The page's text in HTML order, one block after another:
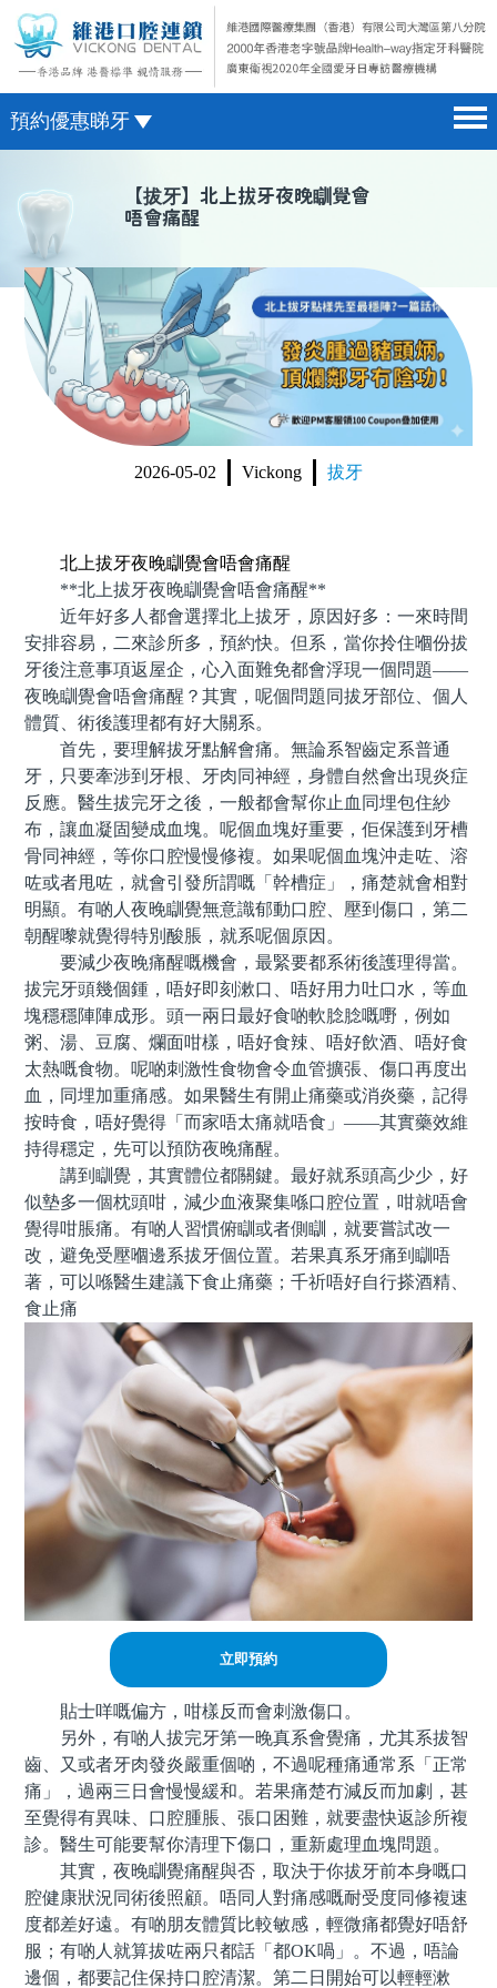
預約優惠睇牙
醫院簡介 hospital introduction
醫生介紹 doctor introduction
醫療新聞 medical news
種植牙 dental implant
箍牙 orthodontics
收費標準 change standard
微信預約
WhatsApp預約
【拔牙】北上拔牙夜晚瞓覺會
唔會痛醒
2026-05-02 Vickong 拔牙
北上拔牙夜晚瞓覺會唔會痛醒
**北上拔牙夜晚瞓覺會唔會痛醒**
近年好多人都會選擇北上拔牙，原因好多：一來時間
安排容易，二來診所多，預約快。但系，當你拎住嗰份拔
牙後注意事項返屋企，心入面難免都會浮現一個問題——
夜晚瞓覺會唔會痛醒？其實，呢個問題同拔牙部位、個人
體質、術後護理都有好大關系。
首先，要理解拔牙點解會痛。無論系智齒定系普通
牙，只要牽涉到牙根、牙肉同神經，身體自然會出現炎症
反應。醫生拔完牙之後，一般都會幫你止血同埋包住紗
布，讓血凝固變成血塊。呢個血塊好重要，佢保護到牙槽
骨同神經，等你口腔慢慢修複。如果呢個血塊沖走咗、溶
咗或者甩咗，就會引發所謂嘅「幹槽症」，痛楚就會相對
明顯。有啲人夜晚瞓覺無意識郁動口腔、壓到傷口，第二
朝醒嚟就覺得特別酸脹，就系呢個原因。
要減少夜晚痛醒嘅機會，最緊要都系術後護理得當。
拔完牙頭幾個鍾，唔好即刻漱口、唔好用力吐口水，等血
塊穩穩陣陣成形。頭一兩日最好食啲軟腍腍嘅嘢，例如
粥、湯、豆腐、爛面咁樣，唔好食辣、唔好飲酒、唔好食
太熱嘅食物。呢啲刺激性食物會令血管擴張、傷口再度出
血，同埋加重痛感。如果醫生有開止痛藥或消炎藥，記得
按時食，唔好覺得「而家唔太痛就唔食」——其實藥效維
持得穩定，先可以預防夜晚痛醒。
講到瞓覺，其實體位都關鍵。最好就系頭高少少，好
似墊多一個枕頭咁，減少血液聚集喺口腔位置，咁就唔會
覺得咁脹痛。有啲人習慣俯瞓或者側瞓，就要嘗試改一
改，避免受壓嗰邊系拔牙個位置。若果真系牙痛到瞓唔
著，可以喺醫生建議下食止痛藥；千祈唔好自行搽酒精、
食止痛
立即預約
貼士咩嘅偏方，咁樣反而會刺激傷口。
另外，有啲人拔完牙第一晚真系會覺痛，尤其系拔智
齒、又或者牙肉發炎嚴重個啲，不過呢種痛通常系「正常
痛」，過兩三日會慢慢緩和。若果痛楚冇減反而加劇，甚
至覺得有異味、口腔腫脹、張口困難，就要盡快返診所複
診。醫生可能要幫你清理下傷口，重新處理血塊問題。
其實，夜晚瞓覺痛醒與否，取決于你拔牙前本身嘅口
腔健康狀況同術後照顧。唔同人對痛感嘅耐受度同修複速
度都差好遠。有啲朋友體質比較敏感，輕微痛都覺好唔舒
服；有啲人就算拔咗兩只都話「都OK喎」。不過，唔論
邊個，都要記住保持口腔清潔。第二日開始可以輕輕漱